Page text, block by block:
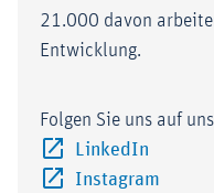
21.000 davon
Entwicklung.
Folgen Sie uns auf
LinkedIn
Instagram